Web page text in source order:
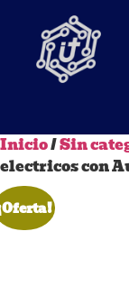
Inicio/Sin
electricos con